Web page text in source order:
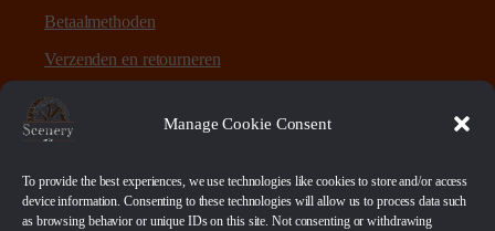
Manage Cookie Consent
To provide the best experiences, we use technologies like cookies to store and/or access
device information. Consenting to these technologies will allow us to process data such
as browsing behavior or unique IDs on this site. Not consenting or withdrawing
Betaalmethoden
Verzenden en retourneren
Sitemap
Over Scenery en Zo
Scenery en Zo is een webshop voor table-top games en